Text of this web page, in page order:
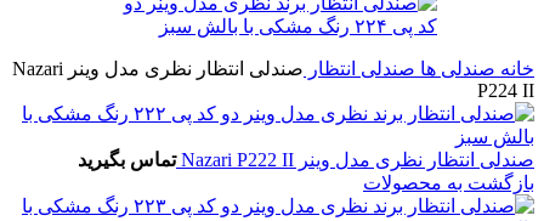
خانه صندلی ها صندلی انتظار
صندلی انتظار نظری مدل وینر Nazari
P224 II
صندلی انتظار نظری مدل وینر Nazari P222 II
تماس بگیرید
بازگشت به محصولات